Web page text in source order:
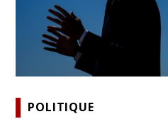
POLITIQUE